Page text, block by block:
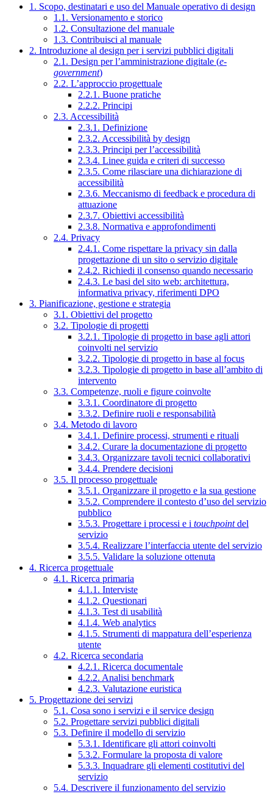
1. Scopo, destinatari e uso del Manuale operativo di design
1.1. Versionamento e storico
1.2. Consultazione del manuale
1.3. Contribuisci al manuale
2. Introduzione al design per i servizi pubblici digitali
2.1. Design per l’amministrazione digitale (e-
government)
2.2. L’approccio progettuale
2.2.1. Buone pratiche
2.2.2. Principi
2.3. Accessibilità
2.3.1. Definizione
2.3.2. Accessibilità by design
2.3.3. Principi per l’accessibilità
2.3.4. Linee guida e criteri di successo
2.3.5. Come rilasciare una dichiarazione di
accessibilità
2.3.6. Meccanismo di feedback e procedura di
attuazione
2.3.7. Obiettivi accessibilità
2.3.8. Normativa e approfondimenti
2.4. Privacy
2.4.1. Come rispettare la privacy sin dalla
progettazione di un sito o servizio digitale
2.4.2. Richiedi il consenso quando necessario
2.4.3. Le basi del sito web: architettura,
informativa privacy, riferimenti DPO
3. Pianificazione, gestione e strategia
3.1. Obiettivi del progetto
3.2. Tipologie di progetti
3.2.1. Tipologie di progetto in base agli attori
coinvolti nel servizio
3.2.2. Tipologie di progetto in base al focus
3.2.3. Tipologie di progetto in base all’ambito di
intervento
3.3. Competenze, ruoli e figure coinvolte
3.3.1. Coordinatore di progetto
3.3.2. Definire ruoli e responsabilità
3.4. Metodo di lavoro
3.4.1. Definire processi, strumenti e rituali
3.4.2. Curare la documentazione di progetto
3.4.3. Organizzare tavoli tecnici collaborativi
3.4.4. Prendere decisioni
3.5. Il processo progettuale
3.5.1. Organizzare il progetto e la sua gestione
3.5.2. Comprendere il contesto d’uso del servizio
pubblico
3.5.3. Progettare i processi e i touchpointdel
servizio
3.5.4. Realizzare l’interfaccia utente del servizio
3.5.5. Validare la soluzione ottenuta
4. Ricerca progettuale
4.1. Ricerca primaria
4.1.1. Interviste
4.1.2. Questionari
4.1.3. Test di usabilità
4.1.4. Web analytics
4.1.5. Strumenti di mappatura dell’esperienza
utente
4.2. Ricerca secondaria
4.2.1. Ricerca documentale
4.2.2. Analisi benchmark
4.2.3. Valutazione euristica
5. Progettazione dei servizi
5.1. Cosa sono i servizi e il service design
5.2. Progettare servizi pubblici digitali
5.3. Definire il modello di servizio
5.3.1. Identificare gli attori coinvolti
5.3.2. Formulare la proposta di valore
5.3.3. Inquadrare gli elementi costitutivi del
servizio
5.4. Descrivere il funzionamento del servizio